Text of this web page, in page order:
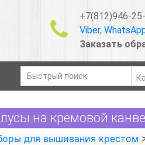
+7(812)946-
Viber,
Заказать
на кремовой
для вышивания крестом